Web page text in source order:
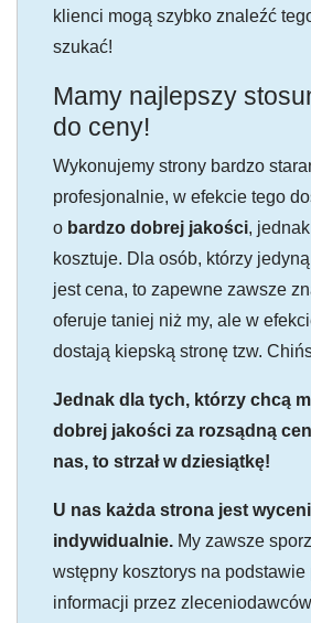
klienci mogą szybko znaleźć
szukać!
Mamy najlepszy
do ceny!
Wykonujemy strony bardzo
profesjonalnie, w efekcie tego
o bardzo dobrej jakości,
kosztuje. Dla osób, którzy
jest cena, to zapewne zawsze
oferuje taniej niż my, ale w
dostają kiepską stronę tzw.
Jednak dla tych, którzy chcą
dobrej jakości za rozsądną
nas, to strzał w dziesiątkę!
U nas każda strona jest
indywidualnie. My zawsze
wstępny kosztorys na podstawie
informacji przez